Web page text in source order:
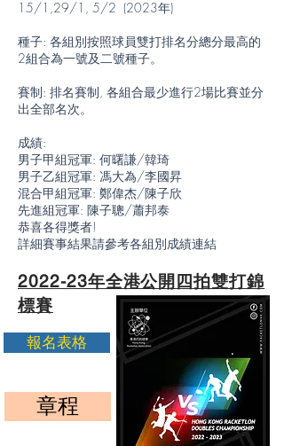
15/1,29/1, 5/2 (2023年)
種子: 各組別按照球員雙打排名分總分最高的
2組合為一號及二號種子。
​賽制: 排名賽制, 各組合最少進行2場比賽並分
出全部名次。
成績:
男子甲組冠軍: 何曙謙/韓琦
男子乙組冠軍: 馮大為/李國昇
混合甲組冠軍: 鄭偉杰/陳子欣
先進組冠軍: 陳子聰/蕭邦泰
​恭喜各得獎者!
詳細賽事結果請參考各組別成績連結
2022-23年全港公開四拍雙打錦
標賽
報名表格
章程